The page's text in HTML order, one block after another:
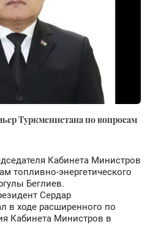
Туркменистана по вопросам
Кабинета Министров
топливно-энергетического
Беглиев.
Сердар
в ходе расширенного по
Кабинета Министров в